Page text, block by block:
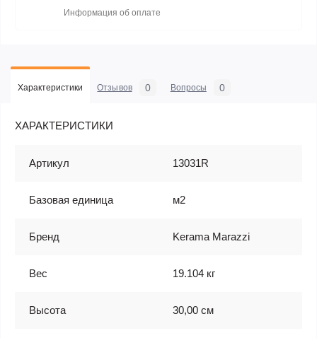
Информация об оплате
Характеристики Отзывов 0 Вопросы 0
ХАРАКТЕРИСТИКИ
Артикул 13031R
Базовая единица м2
Бренд Kerama Marazzi
Вес 19.104 кг
Высота 30,00 см